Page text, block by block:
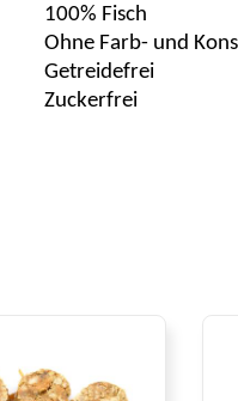
100% Fisch
Ohne Farb- und
Getreidefrei
Zuckerfrei